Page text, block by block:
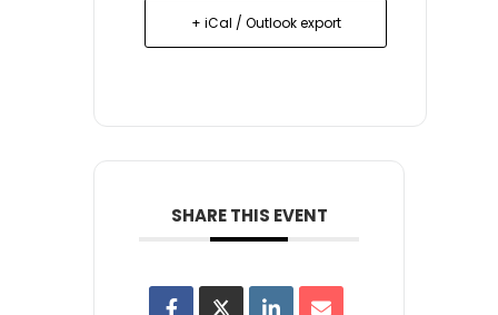
+ iCal / Outlook export
SHARE THIS EVENT